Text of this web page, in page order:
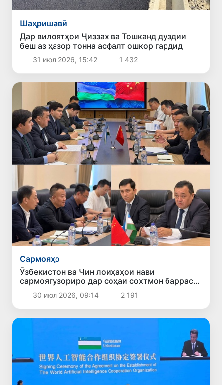
Шаҳришавӣ
Дар вилоятҳои Ҷиззах ва Тошканд дуздии
беш аз ҳазор тонна асфалт ошкор гардид
31 июл 2026, 15:42 1 432
Сармояҳо
Ӯзбекистон ва Чин лоиҳаҳои нави
сармоягузориро дар соҳаи сохтмон баррасӣ
карданд
30 июл 2026, 09:14 2 191